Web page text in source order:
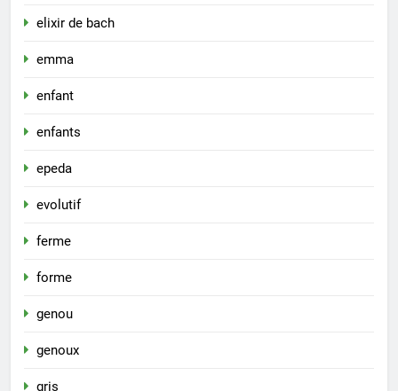
elixir de bach
emma
enfant
enfants
epeda
evolutif
ferme
forme
genou
genoux
gris